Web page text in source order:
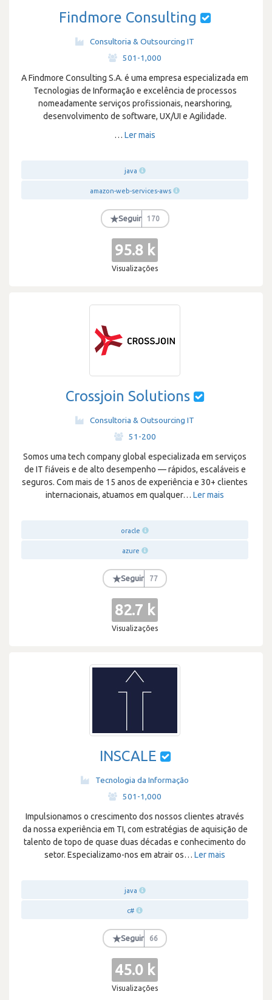
Findmore Consulting
Consultoria & Outsourcing IT
501-1,000
A Findmore Consulting S.A. é uma empresa especializada em
Tecnologias de Informação e excelência de processos
nomeadamente serviços profissionais, nearshoring,
desenvolvimento de software, UX/UI e Agilidade.
… Ler mais
java
amazon-web-services-aws
★Seguir 170
95.8 k
Visualizações
Crossjoin Solutions
Consultoria & Outsourcing IT
51-200
Somos uma tech company global especializada em serviços
de IT fiáveis e de alto desempenho — rápidos, escaláveis e
seguros. Com mais de 15 anos de experiência e 30+ clientes
internacionais, atuamos em qualquer… Ler mais
oracle
azure
★Seguir 77
82.7 k
Visualizações
INSCALE
Tecnologia da Informação
501-1,000
Impulsionamos o crescimento dos nossos clientes através
da nossa experiência em TI, com estratégias de aquisição de
talento de topo de quase duas décadas e conhecimento do
setor. Especializamo-nos em atrair os… Ler mais
java
c#
★Seguir 66
45.0 k
Visualizações